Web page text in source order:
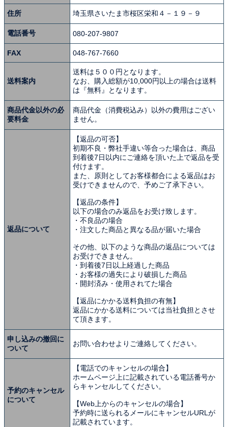
住所 埼玉県さいたま市桜区栄和４－１９－９
電話番号 080-207-9807
FAX 048-767-7660
送料案内
送料は５００円となります。
なお、購入総額が10,000円以上の場合は送料
は『無料』となります。
商品代金以外の必
要料金
商品代金（消費税込み）以外の費用はござい
ません。
返品について
【返品の可否】
初期不良・弊社手違い等合った場合は、商品
到着後7日以内にご連絡を頂いた上で返品を受
付けます。
また、原則としてお客様都合による返品はお
受けできませんので、予めご了承下さい。
【返品の条件】
以下の場合のみ返品をお受け致します。
・不良品の場合
・注文した商品と異なる品が届いた場合
その他、以下のような商品の返品については
お受けできません。
・到着後7日以上経過した商品
・お客様の過失により破損した商品
・開封済み・使用されてた場合
【返品にかかる送料負担の有無】
返品にかかる送料については当社負担とさせ
て頂きます。
申し込みの撤回に
ついて
お問い合わせよりご連絡してください。
予約のキャンセル
について
【電話でのキャンセルの場合】
ホームページ上に記載されている電話番号か
らキャンセルしてください。
【Web上からのキャンセルの場合】
予約時に送られるメールにキャンセルURLが
記載されています。